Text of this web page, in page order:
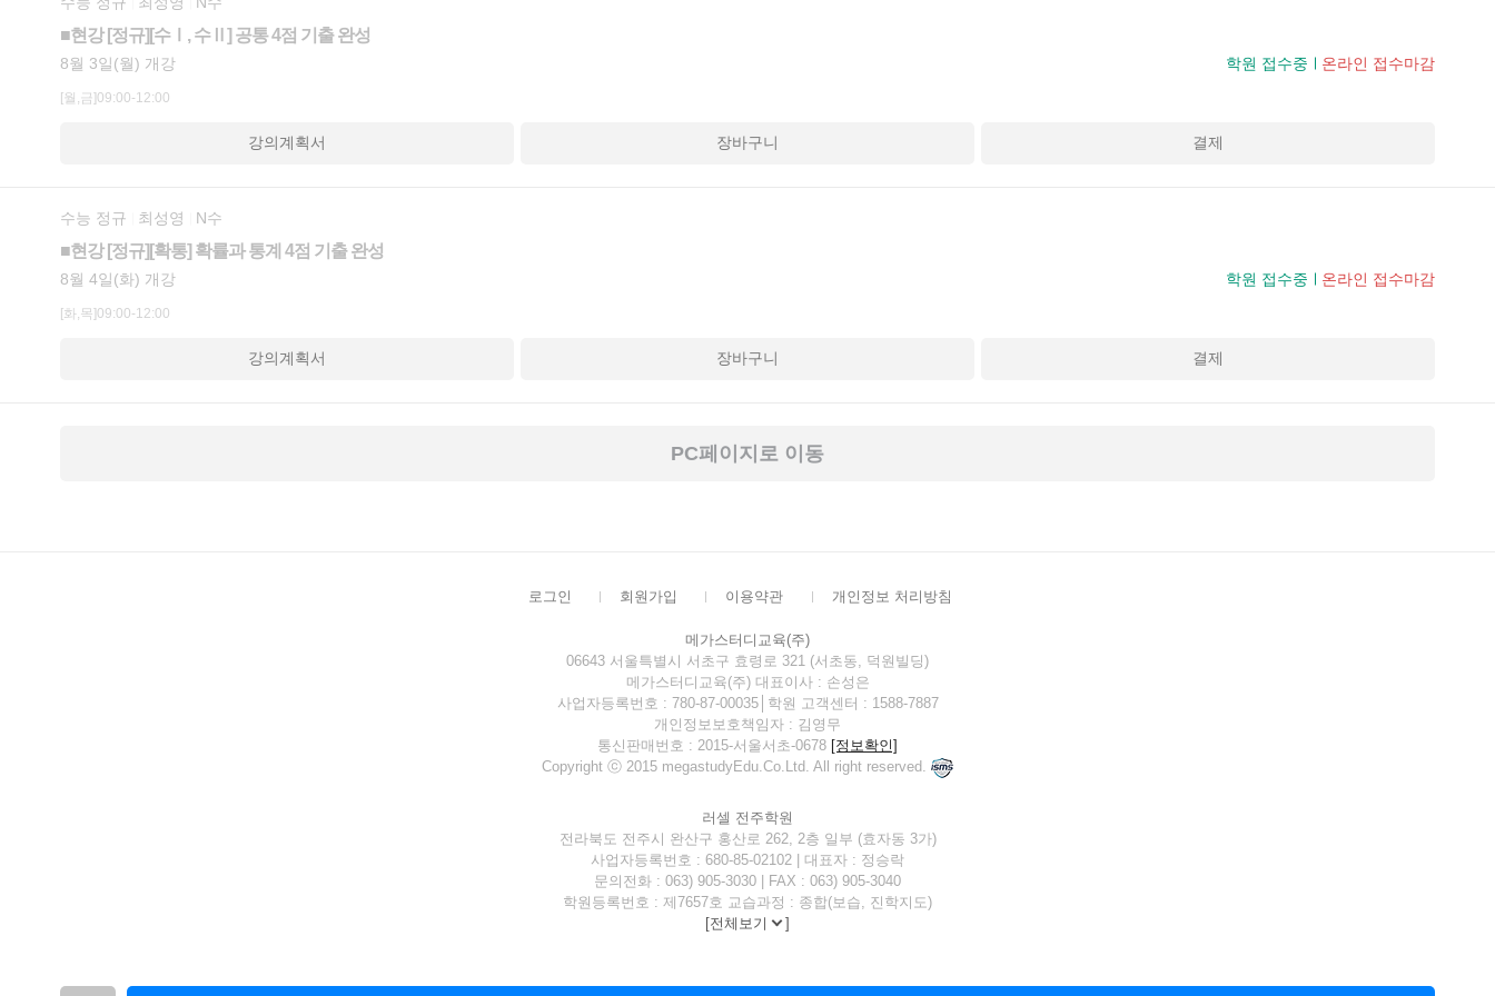
■현강 [정규][수Ⅰ, 수Ⅱ] 공통 4점 기출 완성
8월 3일(월) 개강 학원 접수중 온라인 접수마감
[월,금]09:00-12:00
강의계획서 장바구니 결제
수능 정규 최성영 N수
■현강 [정규][확통] 확률과 통계 4점 기출 완성
8월 4일(화) 개강 학원 접수중 온라인 접수마감
[화,목]09:00-12:00
강의계획서 장바구니 결제
PC페이지로 이동
로그인 회원가입 이용약관 개인정보 처리방침
메가스터디교육(주)
06643 서울특별시 서초구 효령로 321 (서초동, 덕원빌딩)
메가스터디교육(주) 대표이사 : 손성은
사업자등록번호 : 780-87-00035│학원 고객센터 : 1588-7887
개인정보보호책임자 : 김영무
통신판매번호 : 2015-서울서초-0678 [정보확인]
Copyright ⓒ 2015 megastudyEdu.Co.Ltd. All right reserved.
러셀 전주학원
전라북도 전주시 완산구 홍산로 262, 2층 일부 (효자동 3가)
사업자등록번호 : 680-85-02102 | 대표자 : 정승락
문의전화 : 063) 905-3030 | FAX : 063) 905-3040
학원등록번호 : 제7657호 교습과정 : 종합(보습, 진학지도)
[전체보기 ]